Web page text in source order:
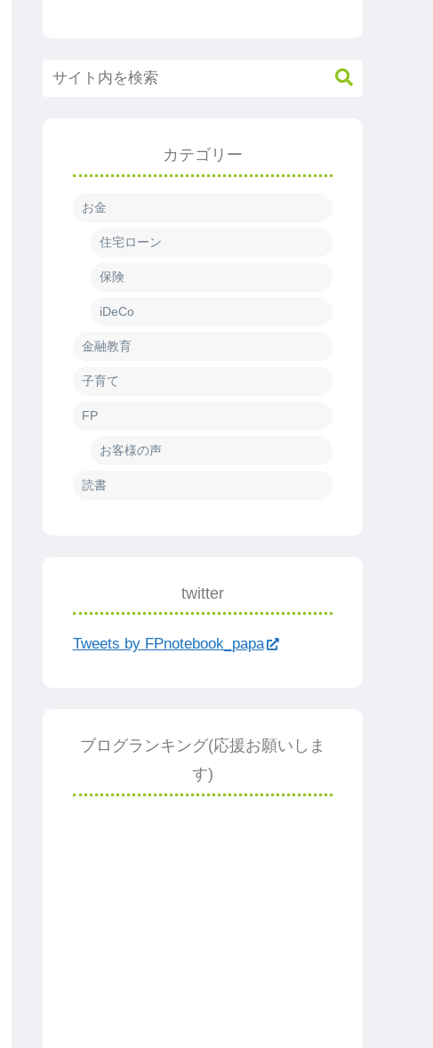
カテゴリー
お金
住宅ローン
保険
iDeCo
金融教育
子育て
FP
お客様の声
読書
twitter
Tweets by FPnotebook_papa
ブログランキング(応援お願いしま
す)